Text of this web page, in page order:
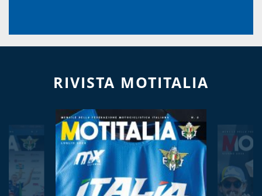
RIVISTA MOTITALIA